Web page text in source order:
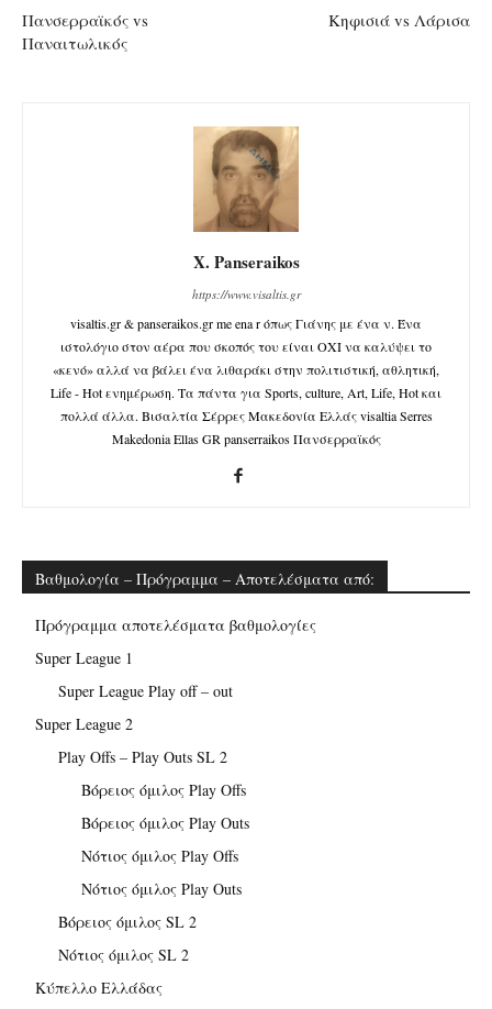
Πανσερραϊκός vs
Παναιτωλικός
Κηφισιά vs Λάρισα
X. Panseraikos
https://www.visaltis.gr
visaltis.gr & panseraikos.gr me ena r όπως Γιάνης με ένα ν. Ένα
ιστολόγιο στον αέρα που σκοπός του είναι ΟΧΙ να καλύψει το
«κενό» αλλά να βάλει ένα λιθαράκι στην πολιτιστική, αθλητική,
Life - Hot ενημέρωση. Τα πάντα για Sports, culture, Art, Life, Hot και
πολλά άλλα. Βισαλτία Σέρρες Μακεδονία Ελλάς visaltia Serres
Makedonia Ellas GR panserraikos Πανσερραϊκός
Βαθμολογία – Πρόγραμμα – Αποτελέσματα από:
Πρόγραμμα αποτελέσματα βαθμολογίες
Super League 1
Super League Play off – out
Super League 2
Play Offs – Play Outs SL 2
Βόρειος όμιλος Play Offs
Βόρειος όμιλος Play Outs
Νότιος όμιλος Play Offs
Νότιος όμιλος Play Outs
Βόρειος όμιλος SL 2
Νότιος όμιλος SL 2
Κύπελλο Ελλάδας